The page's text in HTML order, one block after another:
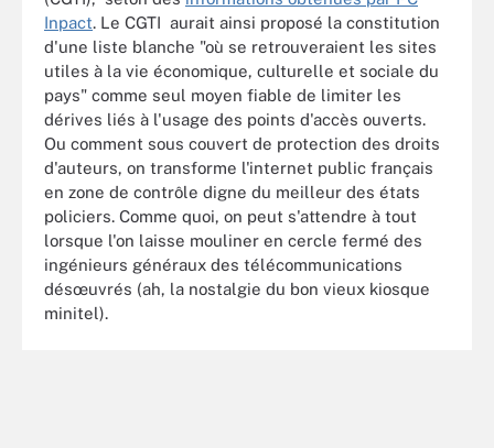
Inpact. Le CGTI aurait ainsi proposé la constitution
d'une liste blanche "où se retrouveraient les sites
utiles à la vie économique, culturelle et sociale du
pays" comme seul moyen fiable de limiter les
dérives liés à l'usage des points d'accès ouverts.
Ou comment sous couvert de protection des droits
d'auteurs, on transforme l'internet public français
en zone de contrôle digne du meilleur des états
policiers. Comme quoi, on peut s'attendre à tout
lorsque l'on laisse mouliner en cercle fermé des
ingénieurs généraux des télécommunications
désœuvrés (ah, la nostalgie du bon vieux kiosque
minitel).